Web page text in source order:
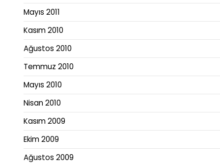
Mayıs 2011
Kasım 2010
Ağustos 2010
Temmuz 2010
Mayıs 2010
Nisan 2010
Kasım 2009
Ekim 2009
Ağustos 2009